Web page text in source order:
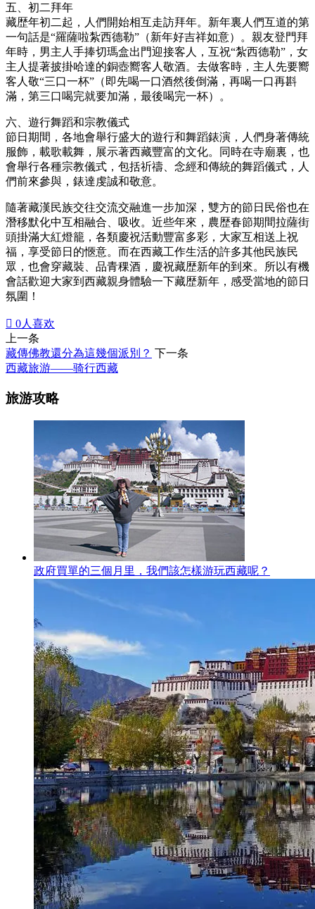
五、初二拜年
藏歴年初二起，人們開始相互走訪拜年。新年裏人們互道的第
一句話是“羅薩啦紮西德勒”（新年好吉祥如意）。親友登門拜
年時，男主人手捧切瑪盒出門迎接客人，互祝“紮西德勒”，女
主人提著披掛哈達的銅壺嚮客人敬酒。去做客時，主人先要嚮
客人敬“三口一杯”（即先喝一口酒然後倒滿，再喝一口再斟
滿，第三口喝完就要加滿，最後喝完一杯）。
六、遊行舞蹈和宗教儀式
節日期間，各地會舉行盛大的遊行和舞蹈錶演，人們身著傳統
服飾，載歌載舞，展示著西藏豐富的文化。同時在寺廟裏，也
會舉行各種宗教儀式，包括祈禱、念經和傳統的舞蹈儀式，人
們前來參與，錶達虔誠和敬意。
隨著藏漢民族交往交流交融進一步加深，雙方的節日民俗也在
潛移默化中互相融合、吸收。近些年來，農歴春節期間拉薩街
頭掛滿大紅燈籠，各類慶祝活動豐富多彩，大家互相送上祝
福，享受節日的愜意。而在西藏工作生活的許多其他民族民
眾，也會穿藏裝、品青稞酒，慶祝藏歴新年的到來。所以有機
會話歡迎大家到西藏親身體驗一下藏歴新年，感受當地的節日
氛圍！
 0人喜欢
上一条
藏傳佛教還分為這幾個派別？ 下一条
西藏旅游——骑行西藏
旅游攻略
政府買單的三個月里，我們該怎樣游玩西藏呢？